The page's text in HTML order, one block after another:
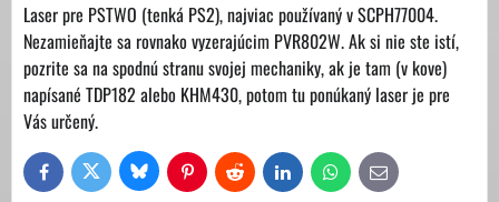
Laser pre PSTWO (tenká PS2), najviac používaný v SCPH77004.
Nezamieňajte sa rovnako vyzerajúcim PVR802W. Ak si nie ste istí,
pozrite sa na spodnú stranu svojej mechaniky, ak je tam (v kove)
napísané TDP182 alebo KHM430, potom tu ponúkaný laser je pre
Vás určený.
FacebookTwitter Bluesky PinterestReddit LinkedIn WhatsAppE-
mail